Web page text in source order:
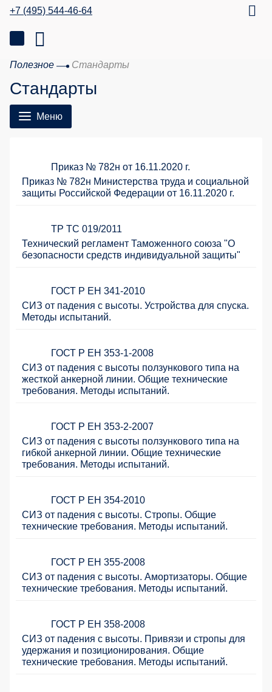
+7 (495) 544-46-64
Полезное Стандарты
Стандарты
Меню
Приказ № 782н от 16.11.2020 г.
Приказ № 782н Министерства труда и социальной
защиты Российской Федерации от 16.11.2020 г.
ТР ТС 019/2011
Технический регламент Таможенного союза "О
безопасности средств индивидуальной защиты"
ГОСТ Р ЕН 341-2010
СИЗ от падения с высоты. Устройства для спуска.
Методы испытаний.
ГОСТ Р ЕН 353-1-2008
СИЗ от падения с высоты ползункового типа на
жесткой анкерной линии. Общие технические
требования. Методы испытаний.
ГОСТ Р ЕН 353-2-2007
СИЗ от падения с высоты ползункового типа на
гибкой анкерной линии. Общие технические
требования. Методы испытаний.
ГОСТ Р ЕН 354-2010
СИЗ от падения с высоты. Стропы. Общие
технические требования. Методы испытаний.
ГОСТ Р ЕН 355-2008
СИЗ от падения с высоты. Амортизаторы. Общие
технические требования. Методы испытаний.
ГОСТ Р ЕН 358-2008
СИЗ от падения с высоты. Привязи и стропы для
удержания и позиционирования. Общие
технические требования. Методы испытаний.